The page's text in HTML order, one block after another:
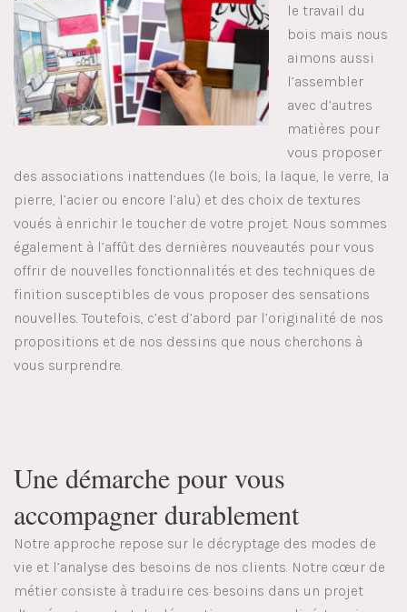
le travail du
bois mais nous
aimons aussi
l’assembler
avec d’autres
matières pour
vous proposer
des associations inattendues (le bois, la laque, le verre, la
pierre, l’acier ou encore l’alu) et des choix de textures
voués à enrichir le toucher de votre projet. Nous sommes
également à l’affût des dernières nouveautés pour vous
offrir de nouvelles fonctionnalités et des techniques de
finition susceptibles de vous proposer des sensations
nouvelles. Toutefois, c’est d’abord par l’originalité de nos
propositions et de nos dessins que nous cherchons à
vous surprendre.
Une démarche pour vous
accompagner durablement
Notre approche repose sur le décryptage des modes de
vie et l’analyse des besoins de nos clients. Notre cœur de
métier consiste à traduire ces besoins dans un projet